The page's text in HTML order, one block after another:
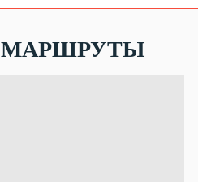
МАРШРУТЫ